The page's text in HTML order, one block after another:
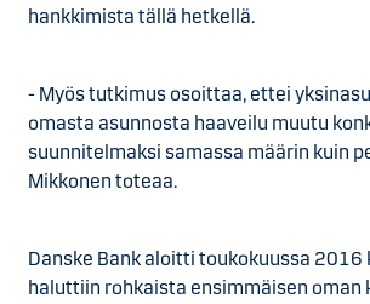
hankkimista tällä hetkellä.
- Myös tutkimus osoittaa, ettei
omasta asunnosta haaveilu muutu
suunnitelmaksi samassa määrin kuin
Mikkonen toteaa.
Danske Bank aloitti toukokuussa 2016
haluttiin rohkaista ensimmäisen oman